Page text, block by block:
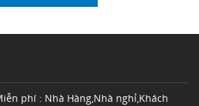
phí : Nhà Hàng,Nhà nghỉ,Khách